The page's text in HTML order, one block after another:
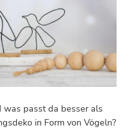
was passt da besser als
in Form von Vögeln?